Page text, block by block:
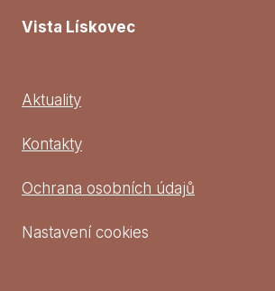
Vista Lískovec
Aktuality
Kontakty
Ochrana osobních údajů
Nastavení cookies